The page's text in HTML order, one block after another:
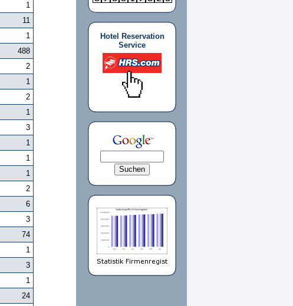
1
11
1
488
2
1
2
1
3
1
1
1
2
6
3
74
1
3
1
24
Hotel Reservation
Service